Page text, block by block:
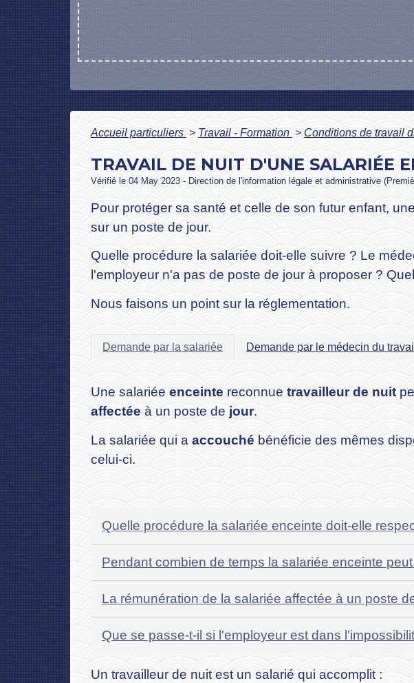
Accueil particuliers > Travail - Formation > Conditions de travail
TRAVAIL DE NUIT D'UNE SALARIÉE
Vérifié le 04 May 2023 - Direction de l'information légale et administrative
Pour protéger sa santé et celle de son futur enfant,
sur un poste de jour.
Quelle procédure la salariée doit-elle suivre ? Le
l'employeur n'a pas de poste de jour à proposer ?
Nous faisons un point sur la réglementation.
Demande par la salariée Demande par le médecin du travail
Une salariée enceinte reconnue travailleur de nuit
affectée à un poste de jour.
La salariée qui a accouché bénéficie des mêmes
celui-ci.
Quelle procédure la salariée enceinte doit-elle
Pendant combien de temps la salariée enceinte
La rémunération de la salariée affectée à un poste
Que se passe-t-il si l'employeur est dans
Un travailleur de nuit est un salarié qui accomplit :